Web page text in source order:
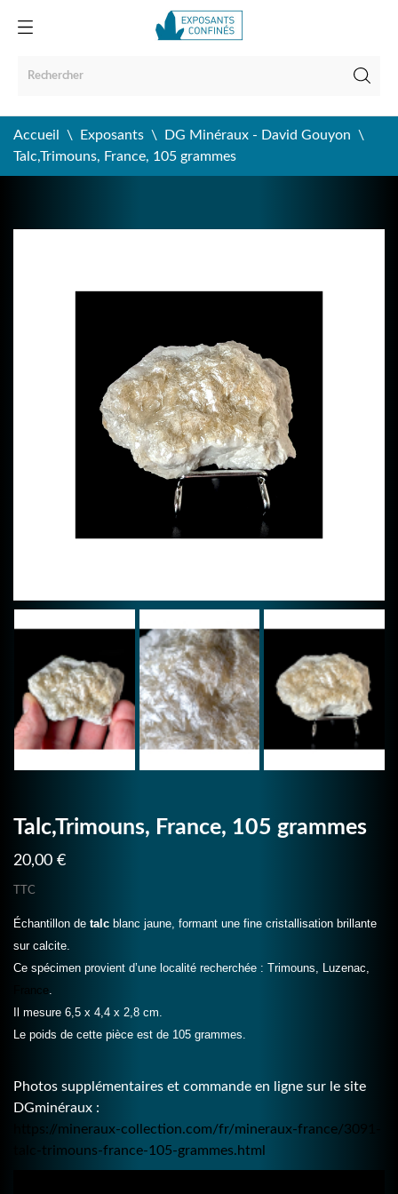
Accueil Exposants
DG Minéraux - David Gouyon
Talc,Trimouns, France, 105 grammes
Talc,Trimouns, France, 105 grammes
20,00 €
TTC
Échantillon de talc blanc jaune, formant une fine cristallisation brillante
sur calcite.
Ce spécimen provient d’une localité recherchée : Trimouns, Luzenac,
France
Il mesure 6,5 x 4,4 x 2,8 cm.
Le poids de cette pièce est de 105 grammes.
Photos supplémentaires et commande en ligne sur le site
DGminéraux :
https://mineraux-collection.com/fr/mineraux-france/3091-
talc-trimouns-france-105-grammes.html